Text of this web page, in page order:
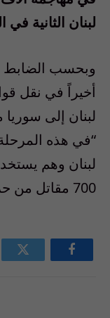
لبنان الثانية في العام
وبحسب الضابط
أخيراً في نقل
لبنان إلى
“في هذه
لبنان وهم
700 مقاتل من حزب الله قتلوا في سوريا”.
فيسبوك تويتر